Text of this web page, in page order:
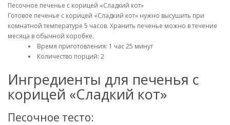
Песочное печенье с корицей «Сладкий кот»
Готовое печенье с корицей «Сладкий кот» нужно высушить при
комнатной температуре 5 часов. Хранить печенье можно в течение
месяца в обычной коробке.
Время приготовления: 1 час 25 минут
Количество порций: 2
Ингредиенты для печенья с
корицей «Сладкий кот»
Песочное тесто: